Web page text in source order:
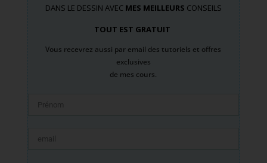
DANS LE DESSIN AVEC MES MEILLEURS CONSEILS
TOUT EST GRATUIT
Vous recevrez aussi par email des tutoriels et offres
exclusives
de mes cours.